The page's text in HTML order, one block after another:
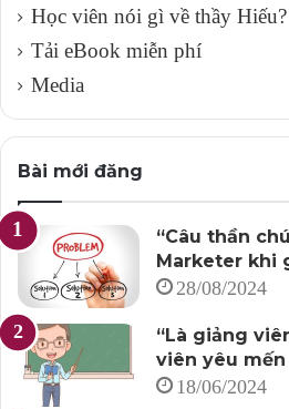
Học viên nói gì về thầy Hiếu?
Tải eBook miễn phí
Media
Bài mới đăng
“Câu thần
Marketer khi
28/08/2024
“Là giảng
viên yêu mến
18/06/2024